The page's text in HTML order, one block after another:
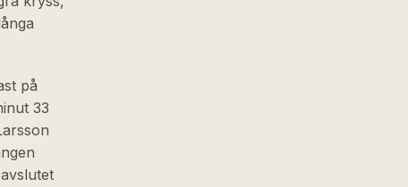
på
33